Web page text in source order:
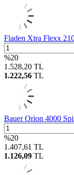
Fladen Xtra Flexx
%20
1.528,20 TL
1.222,56 TL
Bauer Orion 4000
%20
1.407,61 TL
1.126,09 TL